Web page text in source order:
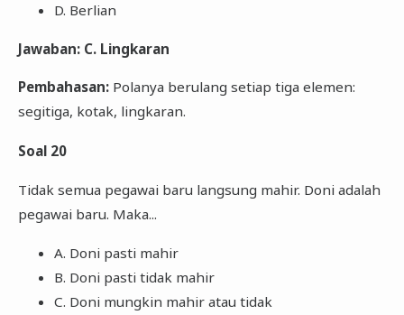
D. Berlian
Jawaban: C. Lingkaran
Pembahasan:Polanya berulang setiap tiga elemen:
segitiga, kotak, lingkaran.
Soal 20
Tidak semua pegawai baru langsung mahir. Doni adalah
pegawai baru. Maka...
A. Doni pasti mahir
B. Doni pasti tidak mahir
C. Doni mungkin mahir atau tidak